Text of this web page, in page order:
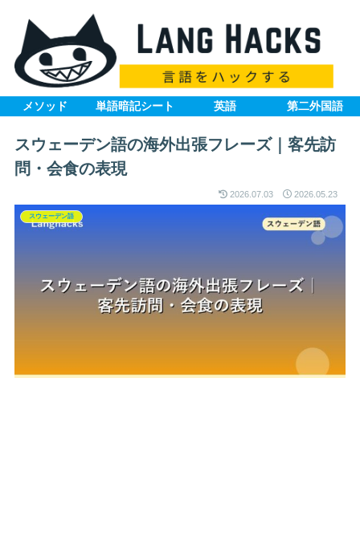
メソッド 単語暗記シート 英語 第二外国語
スウェーデン語の海外出張フレーズ｜客先訪
問・会食の表現
2026.07.03 2026.05.23
スウェーデン語